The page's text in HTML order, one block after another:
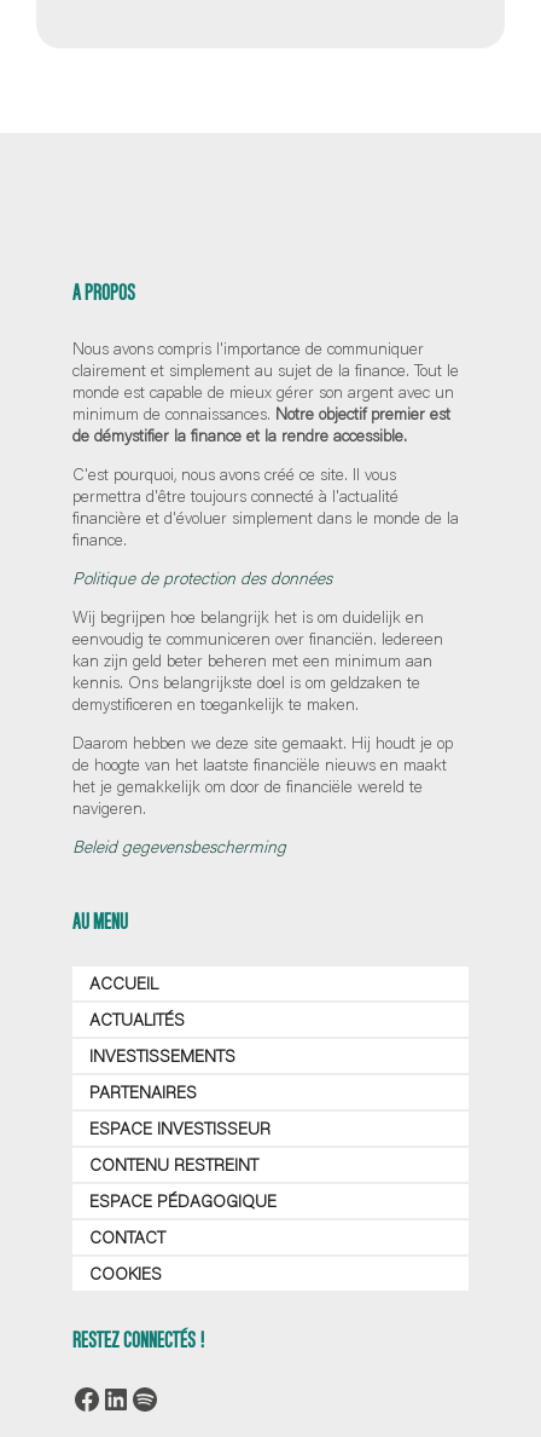
A PROPOS
Nous avons compris l'importance de communiquer
clairement et simplement au sujet de la finance. Tout le
monde est capable de mieux gérer son argent avec un
minimum de connaissances. Notre objectif premier est
de démystifier la finance et la rendre accessible.
C'est pourquoi, nous avons créé ce site. Il vous
permettra d'être toujours connecté à l'actualité
financière et d'évoluer simplement dans le monde de la
finance.
Politique de protection des données
Wij begrijpen hoe belangrijk het is om duidelijk en
eenvoudig te communiceren over financiën. Iedereen
kan zijn geld beter beheren met een minimum aan
kennis. Ons belangrijkste doel is om geldzaken te
demystificeren en toegankelijk te maken.
Daarom hebben we deze site gemaakt. Hij houdt je op
de hoogte van het laatste financiële nieuws en maakt
het je gemakkelijk om door de financiële wereld te
navigeren.
Beleid gegevensbescherming
AU MENU
ACCUEIL
ACTUALITÉS
INVESTISSEMENTS
PARTENAIRES
ESPACE INVESTISSEUR
CONTENU RESTREINT
ESPACE PÉDAGOGIQUE
CONTACT
COOKIES
RESTEZ CONNECTÉS !
Facebook
LinkedIn
Spotify